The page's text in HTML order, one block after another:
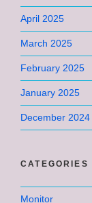
April 2025
March 2025
February 2025
January 2025
December 2024
CATEGORIES
Monitor